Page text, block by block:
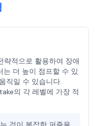
략적으로 활용하여 장애
는 더 높이 점프할 수 있
직일 수 있습니다.
의 각 레벨에 가장 적